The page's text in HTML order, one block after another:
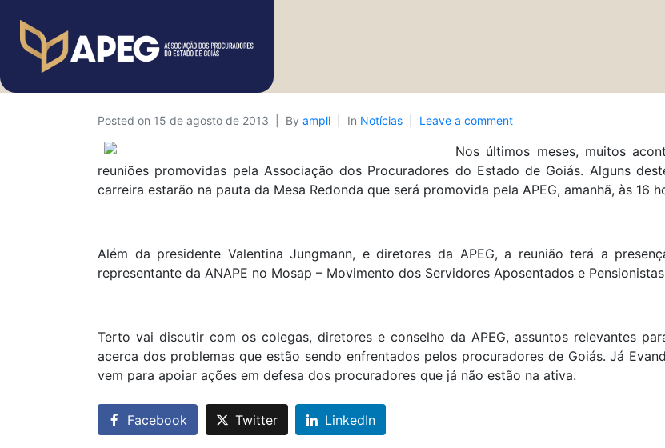
Posted on 15 de agosto de 2013 By ampli In Notícias Leave a comment
Nos últimos meses, muitos
reuniões promovidas pela Associação dos Procuradores do Estado de Goiás. Alguns
carreira estarão na pauta da Mesa Redonda que será promovida pela APEG, amanhã, às 16
Além da presidente Valentina Jungmann, e diretores da APEG, a reunião terá a
representante da ANAPE no Mosap – Movimento dos Servidores Aposentados e
Terto vai discutir com os colegas, diretores e conselho da APEG, assuntos relevantes
acerca dos problemas que estão sendo enfrentados pelos procuradores de Goiás. Já
vem para apoiar ações em defesa dos procuradores que já não estão na ativa.
Facebook Twitter LinkedIn